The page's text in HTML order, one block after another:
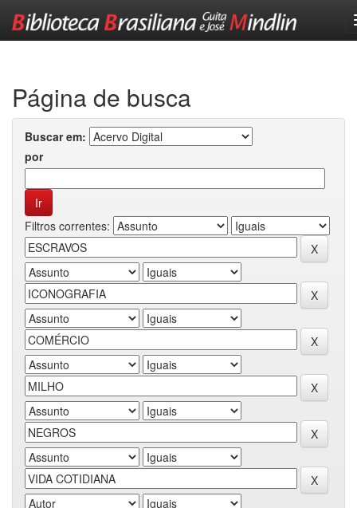
Página de busca
Buscar em:
por
Filtros correntes: